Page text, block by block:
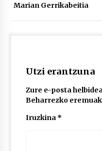
Marian Gerrikabeitia
Utzi erantzuna
Zure e-posta
Beharrezko eremuak
Iruzkina *